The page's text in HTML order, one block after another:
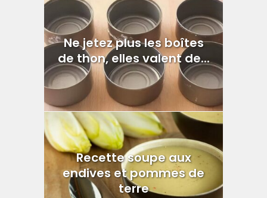
Ne jetez plus les boîtes
de thon, elles valent de...
Recette soupe aux
endives et pommes de
terre